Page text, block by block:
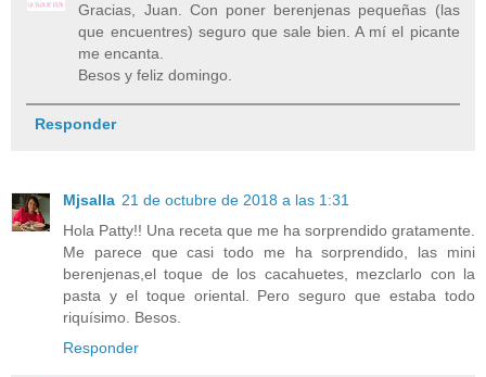
Gracias, Juan. Con poner berenjenas pequeñas (las
que encuentres) seguro que sale bien. A mí el picante
me encanta.
Besos y feliz domingo.
Responder
Mjsalla 21 de octubre de 2018 a las 1:31
Hola Patty!! Una receta que me ha sorprendido gratamente.
Me parece que casi todo me ha sorprendido, las mini
berenjenas,el toque de los cacahuetes, mezclarlo con la
pasta y el toque oriental. Pero seguro que estaba todo
riquísimo. Besos.
Responder